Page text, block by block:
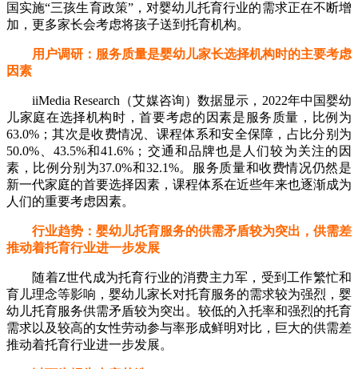
国实施“三孩生育政策”，对婴幼儿托育行业的需求正在不断增
加，更多家长会考虑将孩子送到托育机构。
用户调研：服务质量是婴幼儿家长选择机构时的主要考虑
因素
iiMedia Research（艾媒咨询）数据显示，2022年中国婴幼
儿家庭在选择机构时，首要考虑的因素是服务质量，比例为
63.0%；其次是收费情况、课程体系和安全保障，占比分别为
50.0%、43.5%和41.6%；交通和品牌也是人们较为关注的因
素，比例分别为37.0%和32.1%。服务质量和收费情况仍然是
新一代家庭的首要选择因素，课程体系在近些年来也逐渐成为
人们的重要考虑因素。
行业趋势：婴幼儿托育服务的供需矛盾较为突出，供需差
推动着托育行业进一步发展
随着Z世代成为托育行业的消费主力军，受到工作繁忙和
育儿理念等影响，婴幼儿家长对托育服务的需求较为强烈，婴
幼儿托育服务供需矛盾较为突出。较低的入托率和强烈的托育
需求以及较高的女性劳动参与率形成鲜明对比，巨大的供需差
推动着托育行业进一步发展。